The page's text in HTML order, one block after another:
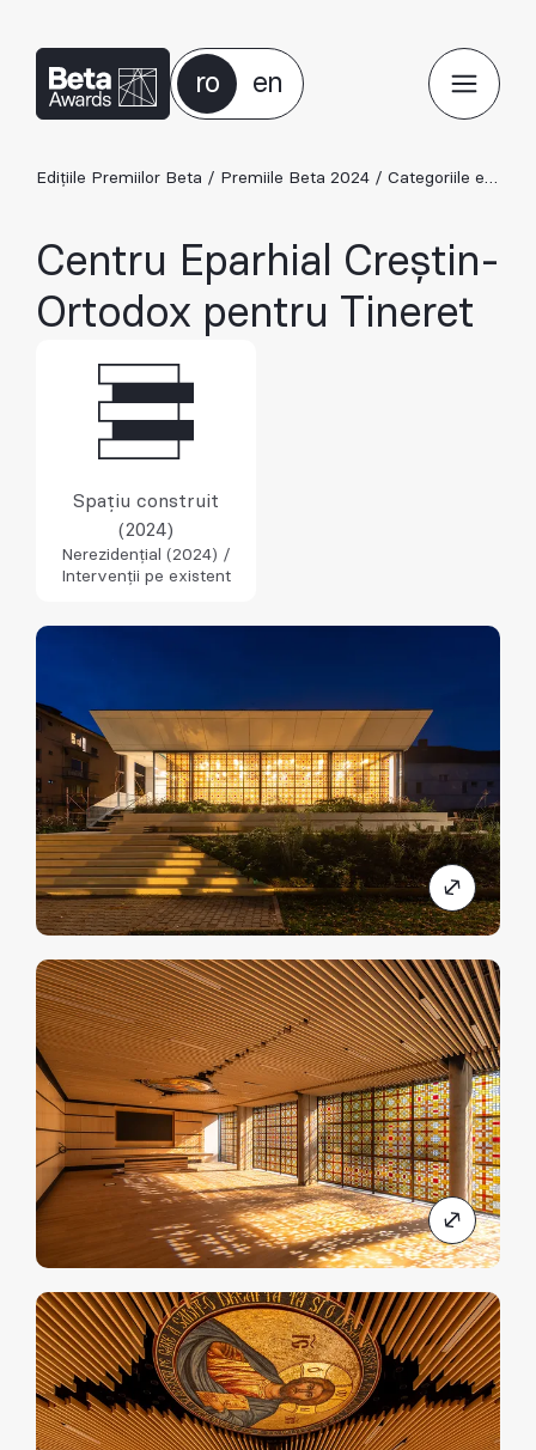
ro en
Edițiile Premiilor Beta / Premiile Beta 2024 / Categoriile ediției 2024
Centru Eparhial Creștin-
Ortodox pentru Tineret
Spațiu construit
(2024)
Nerezidențial (2024) /
Intervenții pe existent